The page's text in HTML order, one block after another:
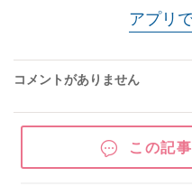
アプリ
コメントがありません
この記